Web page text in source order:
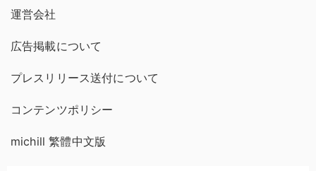
運営会社
広告掲載について
プレスリリース送付について
コンテンツポリシー
michill 繁體中文版